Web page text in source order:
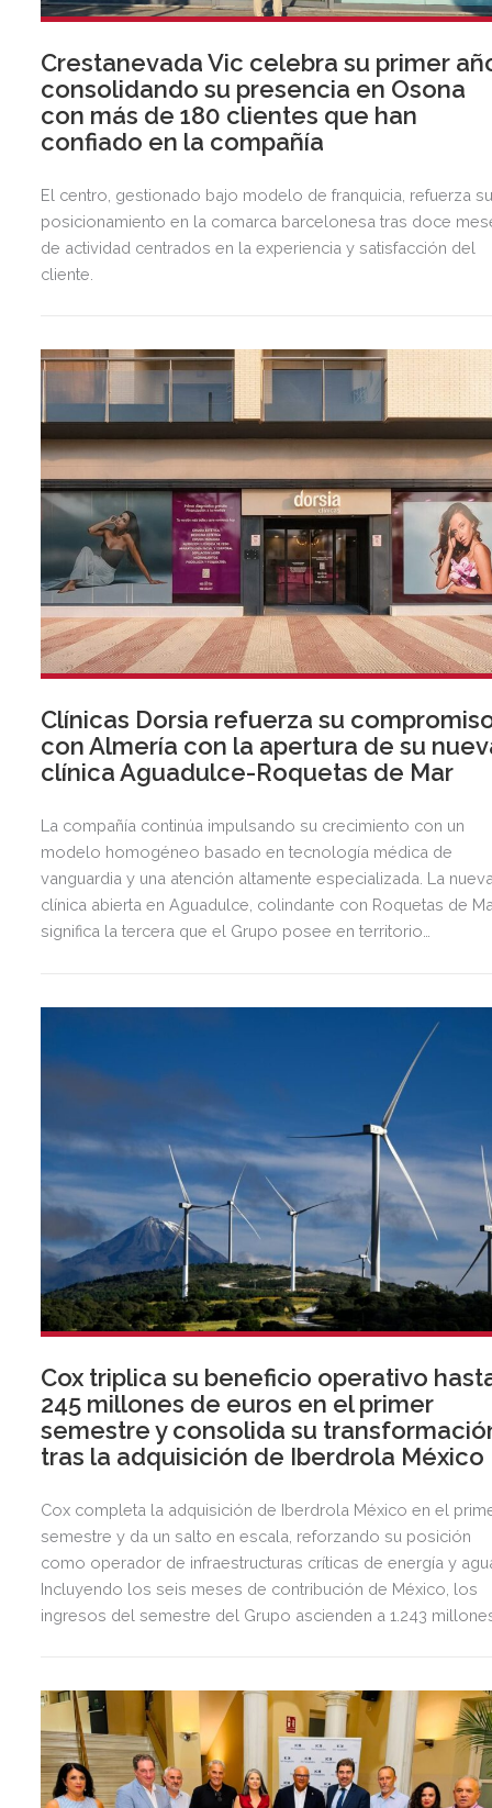
Crestanevada Vic celebra su primer
consolidando su presencia en Osona
con más de 180 clientes que han
confiado en la compañía
El centro, gestionado bajo modelo de franquicia, refuerza
posicionamiento en la comarca barcelonesa tras doce
de actividad centrados en la experiencia y satisfacción del
cliente.
Clínicas Dorsia refuerza su
con Almería con la apertura de su
clínica Aguadulce-Roquetas de Mar
La compañía continúa impulsando su crecimiento con un
modelo homogéneo basado en tecnología médica de
vanguardia y una atención altamente especializada. La
clínica abierta en Aguadulce, colindante con Roquetas de
significa la tercera que el Grupo posee en territorio
Cox triplica su beneficio operativo
245 millones de euros en el primer
semestre y consolida su
tras la adquisición de Iberdrola México
Cox completa la adquisición de Iberdrola México en el
semestre y da un salto en escala, reforzando su posición
como operador de infraestructuras críticas de energía y
Incluyendo los seis meses de contribución de México, los
ingresos del semestre del Grupo ascienden a 1.243